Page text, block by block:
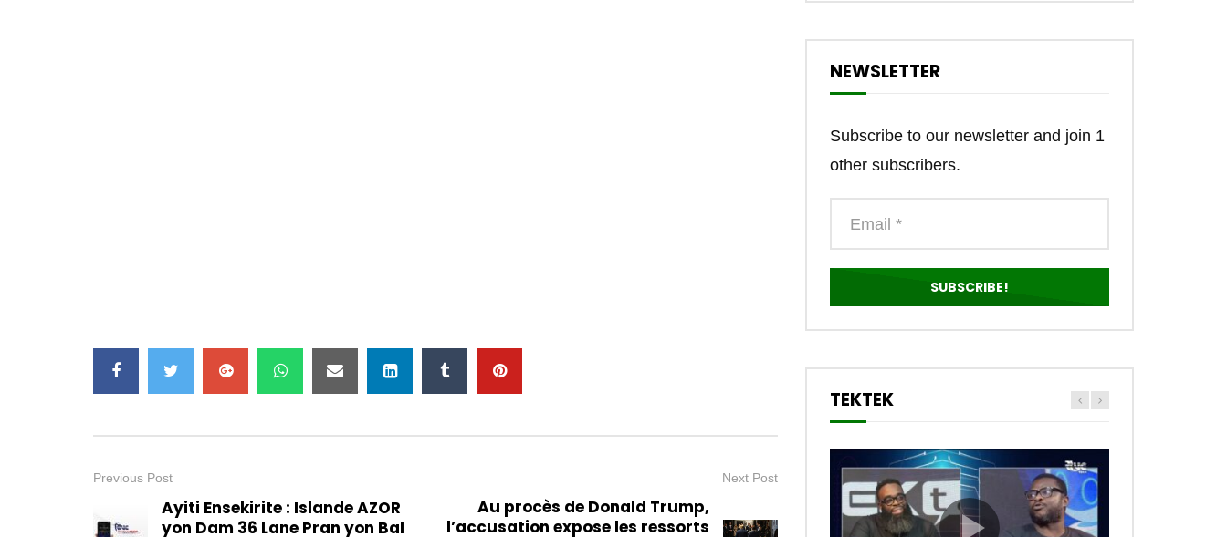
Previous Post
Ayiti Ensekirite : Islande AZOR
yon Dam 36 Lane Pran yon Bal
Next Post
Au procès de Donald Trump,
l’accusation expose les ressorts
NEWSLETTER
Subscribe to our newsletter and join 1
other subscribers.
TEKTEK